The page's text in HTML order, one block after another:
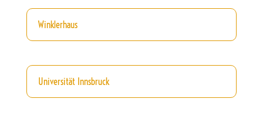
Winklerhaus
Universität Innsbruck